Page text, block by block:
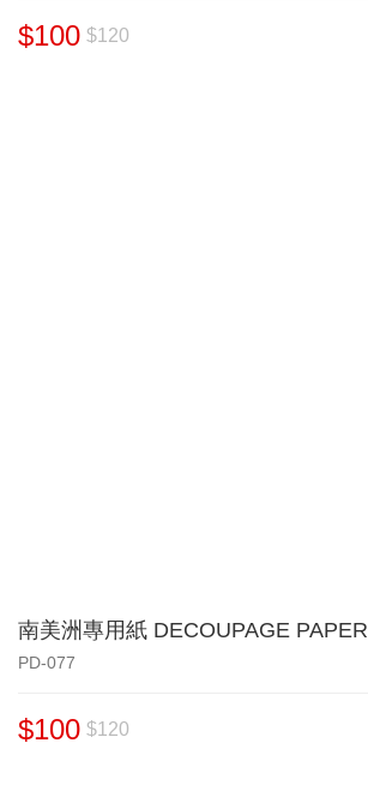
$100 $120
南美洲專用紙 DECOUPAGE PAPER
PD-077
$100 $120